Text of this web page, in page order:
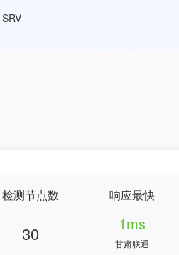
SRV
检测节点数
30
响应最快
1ms
甘肃联通